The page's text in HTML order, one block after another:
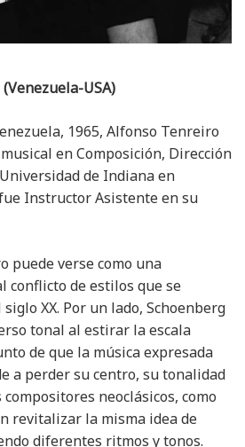
(Venezuela-USA)
1965, Alfonso Tenreiro
en Composición, Dirección
de Indiana en
Instructor Asistente en su
puede verse como una
conflicto de estilos que se
XX. Por un lado, Schoenberg
tonal al estirar la escala
de que la música expresada
a perder su centro, su tonalidad
neoclásicos, como
revitalizar la misma idea de
diferentes ritmos y tonos.